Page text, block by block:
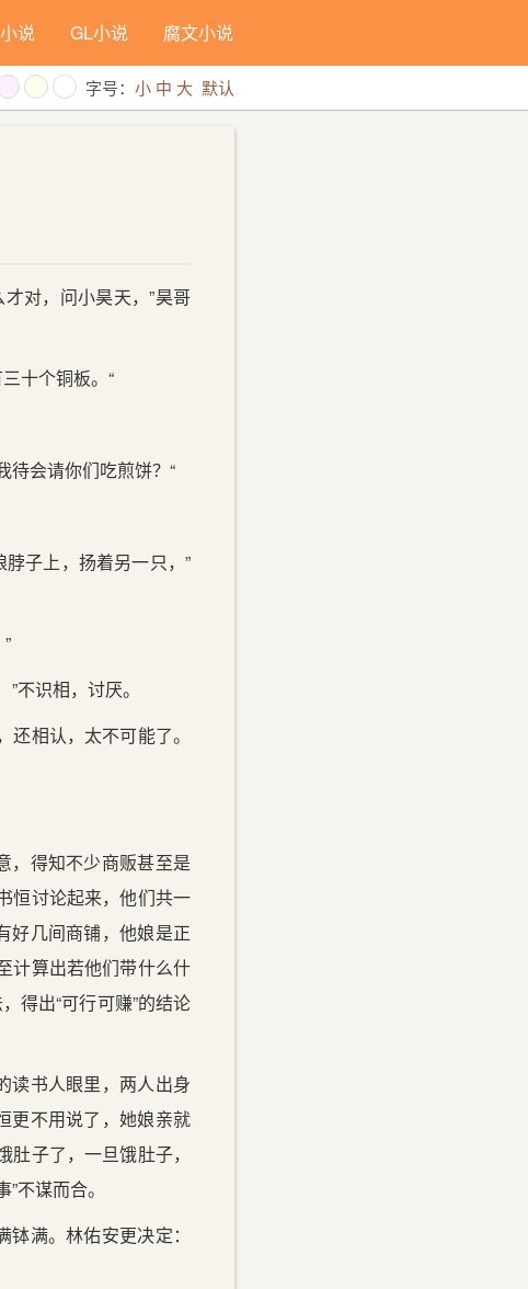
说 GL小说 腐文小说
字号： 小 中 大 默认
对，问小昊天，”昊哥
十个铜板。“
待会请你们吃煎饼？“
子上，扬着另一只，”
不识相，讨厌。
相认，太不可能了。
，得知不少商贩甚至是
恒讨论起来，他们共一
好几间商铺，他娘是正
计算出若他们带什么什
得出“可行可赚”的结论
读书人眼里，两人出身
更不用说了，她娘亲就
子了，一旦饿肚子，
不谋而合。
满。林佑安更决定：